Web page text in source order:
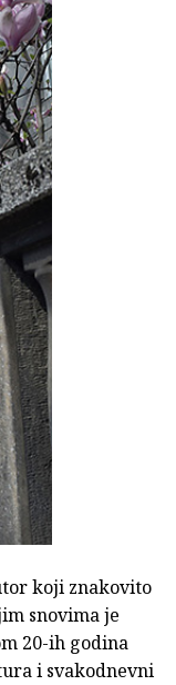
koji znakovito
snovima je
20-ih godina
i svakodnevni